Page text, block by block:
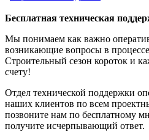
Бесплатная техническая
Мы понимаем как важно
возникающие вопросы в процессе
Строительный сезон короток и
счету!
Отдел технической поддержки
наших клиентов по всем
позвоните нам по бесплатному
получите исчерпывающий ответ.